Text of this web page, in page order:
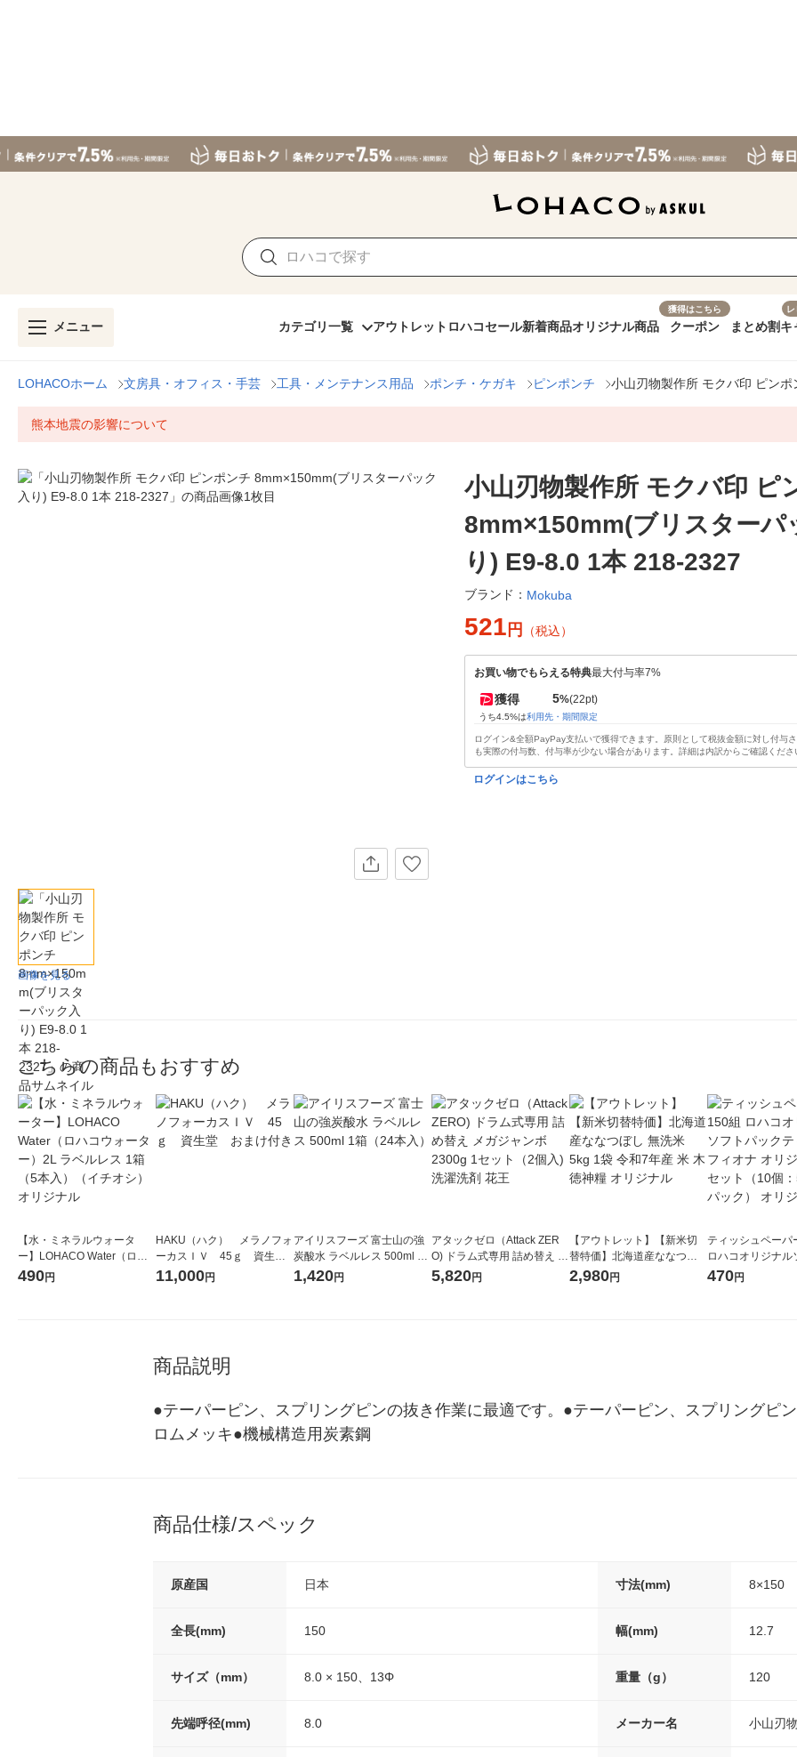
メニュー カテゴリ一覧 アウトレット ロハコセール新着商品オリジナル商品
獲得はこちら
クーポン まとめ割キ
LOHACOホーム 文房具・オフィス・手芸 工具・メンテナンス用品 ポンチ・ケガキ ピンポンチ 小山刃物製作所 モクバ印 ピン
熊本地震の影響について
画像を見る
小山刃物製作所 モクバ印 ピ
8mm×150mm(ブリスターパ
り) E9-8.0 1本 218-2327
ブランド： Mokuba
521 円 （税込）
お買い物でもらえる特典最大付与率7%
獲得 5%(22pt)
うち4.5%は利用先・期間限定
ログイン&全額PayPay支払いで獲得できます。原則として税抜金額に対し付与
も実際の付与数、付与率が少ない場合があります。詳細は内訳からご確認くださ
ログインはこちら
こちらの商品もおすすめ
【水・ミネラルウォータ
ー】LOHACO Water（ロハ
コウォーター）2L ラベルレ
490円
HAKU（ハク） メラノフォ
ーカスＩＶ 45ｇ 資生
堂 おまけ付き
11,000円
アイリスフーズ 富士山の強
炭酸水 ラベルレス 500ml 1
箱（24本入）
1,420円
アタックゼロ（Attack ZER
O) ドラム式専用 詰め替え メ
ガジャンボ 2300g 1セット
5,820円
【アウトレット】【新米切
替特価】北海道産ななつぼ
し 無洗米 5kg 1袋 令和7年産
2,980円
ティッシュペーパ
ロハコオリジナル
ックティッシュ フ
470円
商品説明
●テーパーピン、スプリングピンの抜き作業に最適です。●テーパーピン、スプリングピ
ロムメッキ●機械構造用炭素鋼
商品仕様/スペック
原産国 日本 寸法(mm) 8×150
全長(mm) 150 幅(mm) 12.7
サイズ（mm） 8.0 × 150、13Φ 重量（g） 120
先端呼径(mm) 8.0 メーカー名 小山刃